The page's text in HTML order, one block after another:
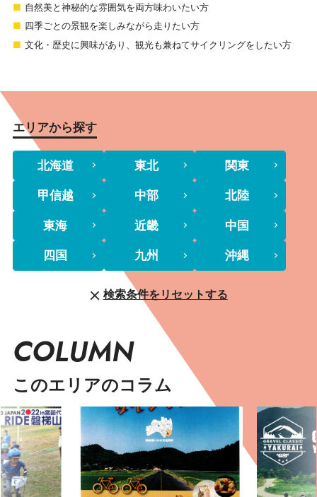
自然美と神秘的な雰囲気を両方味わいたい方
四季ごとの景観を楽しみながら走りたい方
文化・歴史に興味があり、観光も兼ねてサイクリングをしたい方
エリアから探す
北海道 東北 関東
甲信越 中部 北陸
東海 近畿 中国
四国 九州 沖縄
検索条件をリセットする
COLUMN
このエリアのコラム